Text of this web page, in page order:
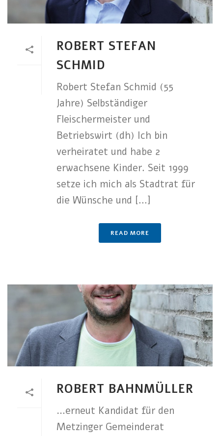
ROBERT STEFAN
SCHMID
Robert Stefan Schmid (55
Jahre) Selbständiger
Fleischermeister und
Betriebswirt (dh) Ich bin
verheiratet und habe 2
erwachsene Kinder. Seit 1999
setze ich mich als Stadtrat für
die Wünsche und [...]
READ MORE
ROBERT BAHNMÜLLER
…erneut Kandidat für den
Metzinger Gemeinderat